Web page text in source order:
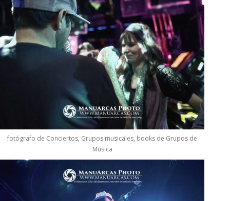
fotógrafo de Conciertos, Grupos musicales, books de Grupos de
Musica